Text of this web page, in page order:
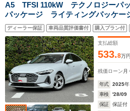
A5 TFSI 110kW テクノロジーパ
パッケージ ライティングパッケ
ディーラー保証 車両品質評価書付 購入プラン付
支払総額
533.8万円
残価ローン 月
年式 2025年
車検
'28/09
保証
保証付